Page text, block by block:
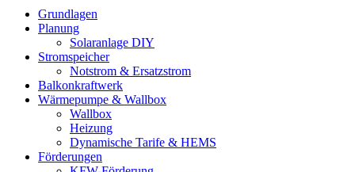
Grundlagen
Planung
Solaranlage DIY
Stromspeicher
Notstrom & Ersatzstrom
Balkonkraftwerk
Wärmepumpe & Wallbox
Wallbox
Heizung
Dynamische Tarife & HEMS
Förderungen